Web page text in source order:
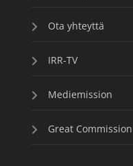
Ota yhteyttä
IRR-TV
Mediemission
Great